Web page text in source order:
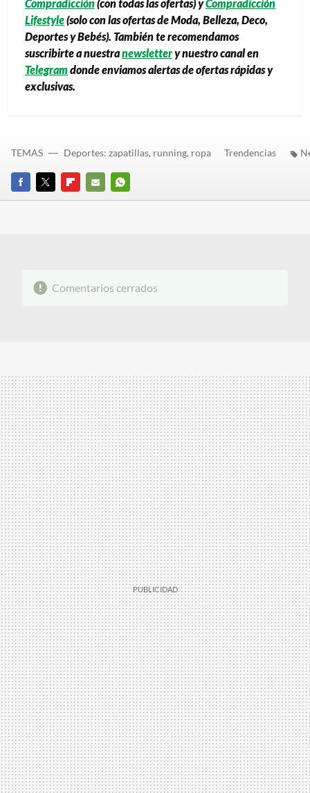
Compradicción(con todas las ofertas) yCompradicción
Lifestyle(solo con las ofertas de Moda, Belleza, Deco,
Deportes y Bebés). También te recomendamos
suscribirte a nuestranewslettery nuestro canal en
Telegramdonde enviamos alertas de ofertas rápidas y
exclusivas.
FACEBOOK
TWITTERFLIPBOARD
E-
WHATSAPP
TEMAS Deportes: zapatillas, running, ropa Trendencias
Comentarios cerrados